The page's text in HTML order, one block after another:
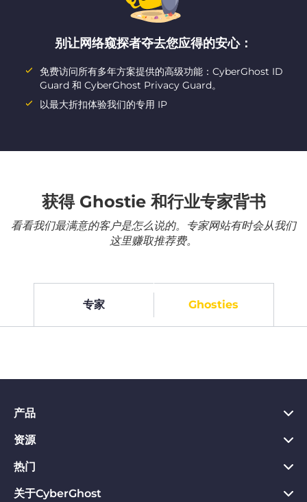
别让网络窥探者夺去您应得的安心：
免费访问所有多年方案提供的高级功能：CyberGhost ID
Guard 和 CyberGhost Privacy Guard。
以最大折扣体验我们的专用 IP
获得 Ghostie 和行业专家背书
看看我们最满意的客户是怎么说的。专家网站有时会从我们
这里赚取推荐费。
专家 Ghosties
产品
PC VPN应用
Chrome VPN应用
Mac VPN应用
资源
VPN是什么
Privacy Hub
热门
CyberGhost VPN评价
关于CyberGhost